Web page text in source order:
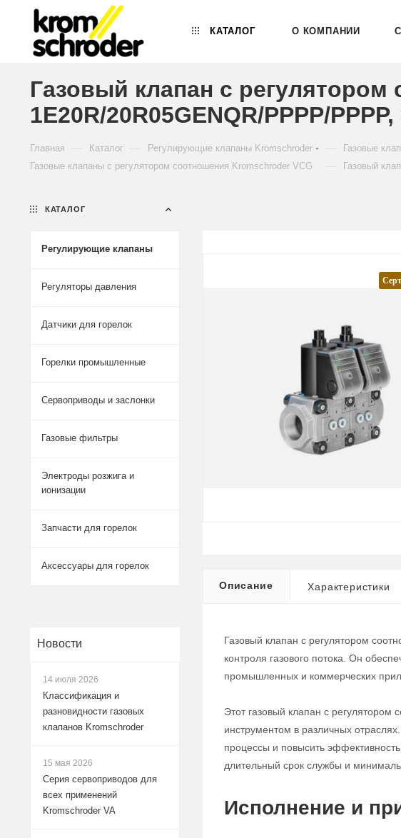
КАТАЛОГ О КОМПАНИИ
Газовый клапан с
1E20R/20R05GENQR/PPPP/
Главная Каталог Регулирующие клапаны Kromschroder Газовые
Газовые клапаны с регулятором соотношения Kromschroder VCG Газовый
Описание Характеристики
Газовый клапан с регулятором
контроля газового потока. Он
промышленных и коммерческих
Этот газовый клапан с
инструментом в различных
процессы и повысить
длительный срок службы и
Исполнение и
КАТАЛОГ
Регулирующие клапаны
Регуляторы давления
Датчики для горелок
Горелки промышленные
Сервоприводы и заслонки
Газовые фильтры
Электроды розжига и
ионизации
Запчасти для горелок
Аксессуары для горелок
Новости
14 июля 2026
Классификация и
разновидности газовых
клапанов Kromschroder
15 мая 2026
Серия сервоприводов для
всех применений
Kromschroder VA